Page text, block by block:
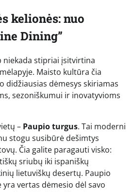
kelionės: nuo
Dining”
niekada stipriai įsitvirtina
Maisto kultūra čia
didžiausias dėmesys skiriamas
sezoniškumui ir inovatyvioms
– Paupio turgus. Tai moderni
stogu susibūrė dešimtys
Čia galite paragauti visko:
sriubų iki ispaniškų
lietuviškų desertų. Paupio
vertas dėmesio dėl savo